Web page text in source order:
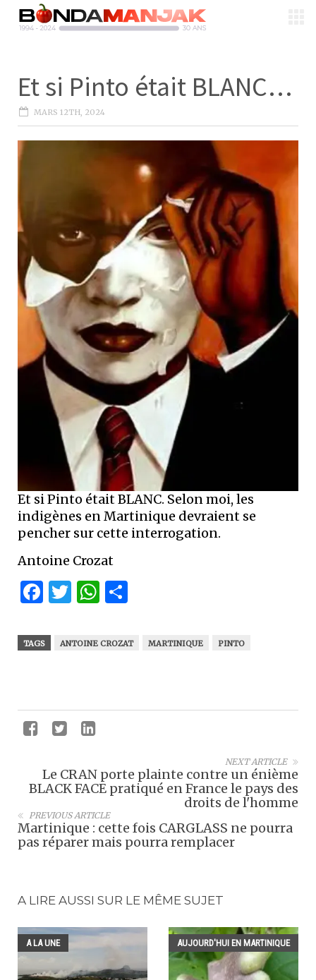
Et si Pinto était BLANC…
MARS 12TH, 2024
Et si Pinto était BLANC. Selon moi, les
indigènes en Martinique devraient se
pencher sur cette interrogation.
Antoine Crozat
Facebook
Twitter
WhatsApp
TAGS ANTOINE CROZAT MARTINIQUE PINTO
NEXT ARTICLE
Le CRAN porte plainte contre un énième
BLACK FACE pratiqué en France le pays des
droits de l'homme
PREVIOUS ARTICLE
Martinique : cette fois CARGLASS ne pourra
pas réparer mais pourra remplacer
A LIRE AUSSI SUR LE MÊME SUJET
A LA UNE AUJOURD'HUI EN MARTINIQUE